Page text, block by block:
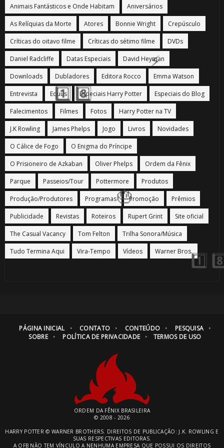
Animais Fantásticos e Onde Habitam Aniversários
As Relíquias da Morte Atores Bonnie Wright Crepúsculo
Críticas do oitavo filme Críticas do sétimo filme DVDs
Daniel Radcliffe Datas Especiais David Heyman
Downloads Dubladores Editora Rocco Emma Watson
Entrevista Equus Especiais Harry Potter Especiais do Blog
Falecimentos Filmes Fotos Harry Potter na TV
J.K Rowling James Phelps Jogo Livros Novidades
O Cálice de Fogo O Enigma do Príncipe
O Prisioneiro de Azkaban Oliver Phelps Ordem da Fênix
Parque Passeios/Tour Pottermore Produtos
Produção/Produtores Programas Promoção Prêmios
Publicidade Revistas Roteiros Rupert Grint Site oficial
The Casual Vacancy Tom Felton Trilha Sonora/Música
Tudo Termina Aqui Vira-Tempo Vídeos Warner Bros.
PÁGINA INICIAL CONTATO CONTEÚDO
PESQUISA
SOBRE
POLÍTICA DE PRIVACIDADE TERMOS DE USO
ORDEM DA FÊNIX BRASILEIRA
© 2008 - 2026
HARRY POTTER © WARNER BROTHERS. DIREITOS DE PUBLICAÇÃO: J.K. ROWLING E
SUAS RESPECTIVAS EDITORAS.
A OFB NÃO TEM VÍNCULO A NENHUMA EMPRESA QUE POSSUI OS DIREITOS
🎈
1️⃣
8️⃣
1️⃣ 8️⃣
1️⃣ 8️⃣
1️⃣ 8️⃣
1️⃣ 8️⃣